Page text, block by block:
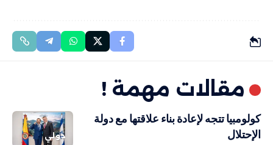
مقالات مهمة !
دولي
كولومبيا تتجه لإعادة بناء علاقتها مع دولة
الإحتلال